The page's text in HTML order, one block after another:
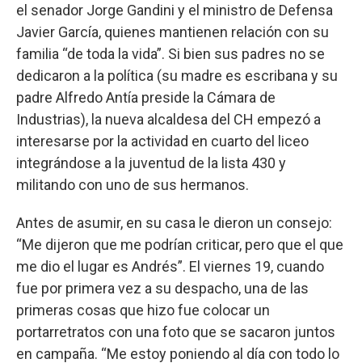
el senador Jorge Gandini y el ministro de Defensa
Javier García, quienes mantienen relación con su
familia “de toda la vida”. Si bien sus padres no se
dedicaron a la política (su madre es escribana y su
padre Alfredo Antía preside la Cámara de
Industrias), la nueva alcaldesa del CH empezó a
interesarse por la actividad en cuarto del liceo
integrándose a la juventud de la lista 430 y
militando con uno de sus hermanos.
Antes de asumir, en su casa le dieron un consejo:
“Me dijeron que me podrían criticar, pero que el que
me dio el lugar es Andrés”. El viernes 19, cuando
fue por primera vez a su despacho, una de las
primeras cosas que hizo fue colocar un
portarretratos con una foto que se sacaron juntos
en campaña. “Me estoy poniendo al día con todo lo